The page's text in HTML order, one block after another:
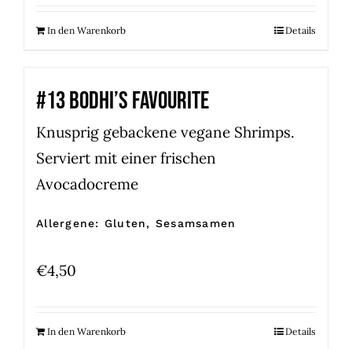
In den Warenkorb Details
#13 BODHI’S FAVOURITE
Knusprig gebackene vegane Shrimps.
Serviert mit einer frischen
Avocadocreme
Allergene: Gluten, Sesamsamen
€4,50
In den Warenkorb Details